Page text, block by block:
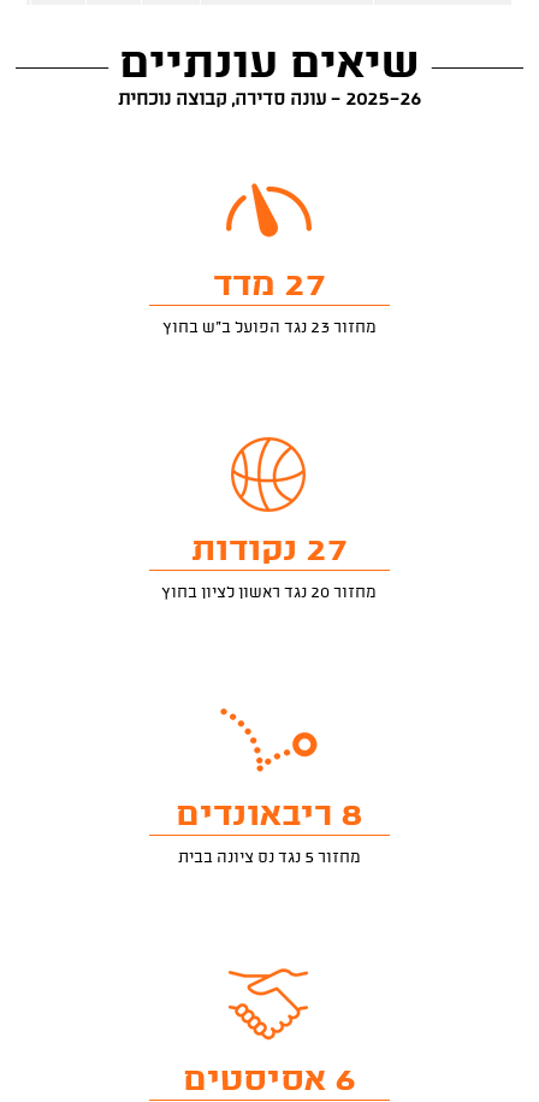
שיאים עונתיים
2025-26 - עונה סדירה, קבוצה נוכחית
27 מדד
מחזור 23 נגד הפועל ב"ש בחוץ
27 נקודות
מחזור 20 נגד ראשון לציון בחוץ
8 ריבאונדים
מחזור 5 נגד נס ציונה בבית
6 אסיסטים